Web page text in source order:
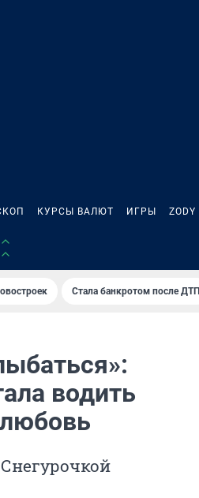
КУРСЫ ВАЛЮТ ИГРЫ ZODY
Стала банкротом после ДТП
водить